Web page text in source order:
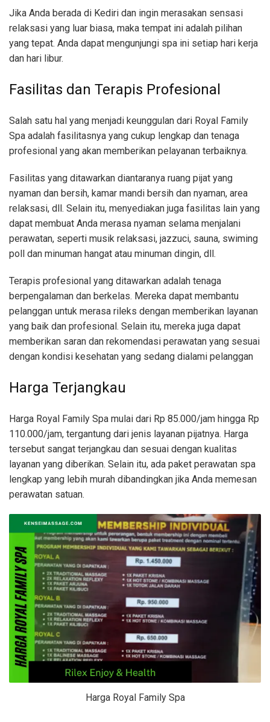
Jika Anda berada di Kediri dan ingin merasakan sensasi
relaksasi yang luar biasa, maka tempat ini adalah pilihan
yang tepat. Anda dapat mengunjungi spa ini setiap hari kerja
dan hari libur.
Fasilitas dan Terapis Profesional
Salah satu hal yang menjadi keunggulan dari Royal Family
Spa adalah fasilitasnya yang cukup lengkap dan tenaga
profesional yang akan memberikan pelayanan terbaiknya.
Fasilitas yang ditawarkan diantaranya ruang pijat yang
nyaman dan bersih, kamar mandi bersih dan nyaman, area
relaksasi, dll. Selain itu, menyediakan juga fasilitas lain yang
dapat membuat Anda merasa nyaman selama menjalani
perawatan, seperti musik relaksasi, jazzuci, sauna, swiming
poll dan minuman hangat atau minuman dingin, dll.
Terapis profesional yang ditawarkan adalah tenaga
berpengalaman dan berkelas. Mereka dapat membantu
pelanggan untuk merasa rileks dengan memberikan layanan
yang baik dan profesional. Selain itu, mereka juga dapat
memberikan saran dan rekomendasi perawatan yang sesuai
dengan kondisi kesehatan yang sedang dialami pelanggan
Harga Terjangkau
Harga Royal Family Spa mulai dari Rp 85.000/jam hingga Rp
110.000/jam, tergantung dari jenis layanan pijatnya. Harga
tersebut sangat terjangkau dan sesuai dengan kualitas
layanan yang diberikan. Selain itu, ada paket perawatan spa
lengkap yang lebih murah dibandingkan jika Anda memesan
perawatan satuan.
Harga Royal Family Spa